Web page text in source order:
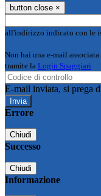
button close ×
all'indirizzo indicato con le
Non hai una e-mail
tramite la Login Spaggiari
E-mail inviata, si prega
Errore
Chiudi
Successo
Chiudi
Informazione